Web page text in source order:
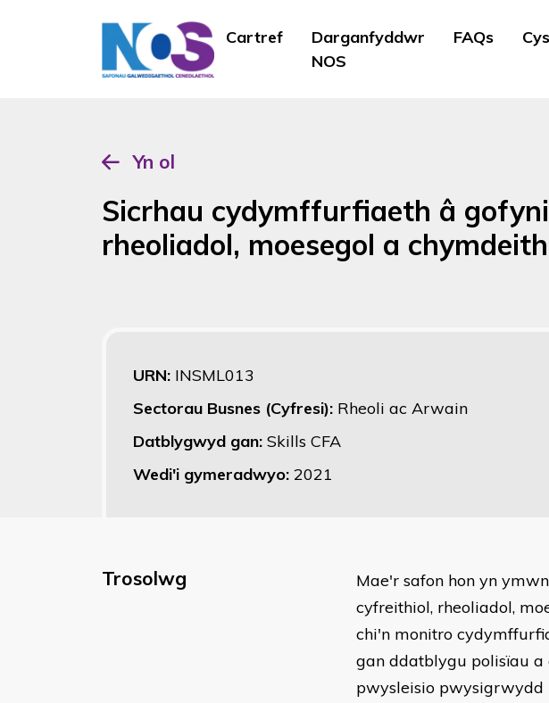
Cartref
Darganfyddwr
NOS
FAQs
Yn ol
Sicrhau cydymffurfiaeth â
rheoliadol, moesegol a
URN: INSML013
Sectorau Busnes (Cyfresi): Rheoli ac Arwain
Datblygwyd gan: Skills CFA
Wedi'i gymeradwyo: 2021
Trosolwg
Mae'r safon hon yn
cyfreithiol, rheoliadol,
chi'n monitro
gan ddatblygu polisïau a
pwysleisio pwysigrwydd